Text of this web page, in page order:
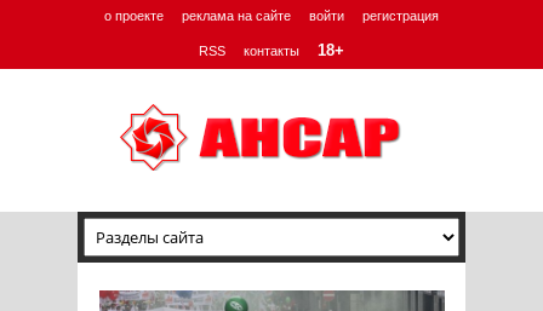
о проекте реклама на сайте войти регистрация
RSS контакты 18+